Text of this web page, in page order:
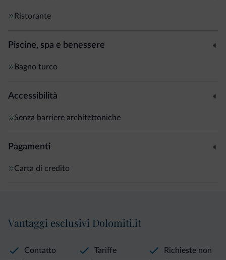
Ristorante
Piscine, spa e benessere
Bagno turco
Accessibilità
Senza barriere architettoniche
Pagamenti
Carta di credito
Vantaggi esclusivi Dolomiti.it
Contatto
Tariffe
Richieste non